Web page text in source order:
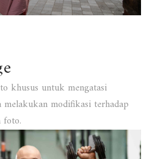
khusus untuk mengatasi
melakukan modifikasi terhadap
foto.